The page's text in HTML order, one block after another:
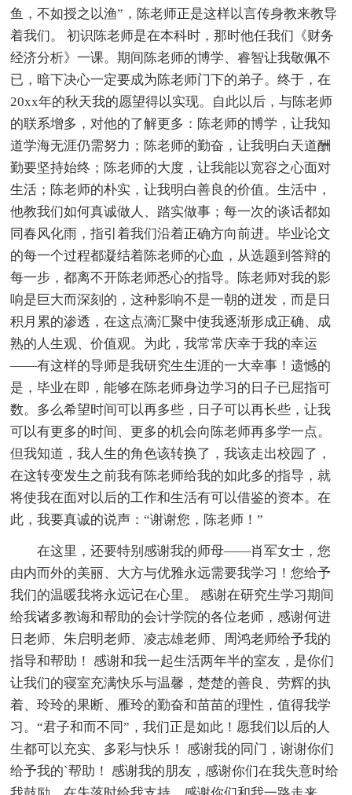
鱼，不如授之以渔”，陈老师正是这样以言传身教来教导
着我们。 初识陈老师是在本科时，那时他任我们《财务
经济分析》一课。期间陈老师的博学、睿智让我敬佩不
已，暗下决心一定要成为陈老师门下的弟子。终于，在
20xx年的秋天我的愿望得以实现。自此以后，与陈老师
的联系增多，对他的了解更多：陈老师的博学，让我知
道学海无涯仍需努力；陈老师的勤奋，让我明白天道酬
勤要坚持始终；陈老师的大度，让我能以宽容之心面对
生活；陈老师的朴实，让我明白善良的价值。生活中，
他教我们如何真诚做人、踏实做事；每一次的谈话都如
同春风化雨，指引着我们沿着正确方向前进。毕业论文
的每一个过程都凝结着陈老师的心血，从选题到答辩的
每一步，都离不开陈老师悉心的指导。陈老师对我的影
响是巨大而深刻的，这种影响不是一朝的迸发，而是日
积月累的渗透，在这点滴汇聚中使我逐渐形成正确、成
熟的人生观、价值观。为此，我常常庆幸于我的幸运
——有这样的导师是我研究生生涯的一大幸事！遗憾的
是，毕业在即，能够在陈老师身边学习的日子已屈指可
数。多么希望时间可以再多些，日子可以再长些，让我
可以有更多的时间、更多的机会向陈老师再多学一点。
但我知道，我人生的角色该转换了，我该走出校园了，
在这转变发生之前我有陈老师给我的如此多的指导，就
将使我在面对以后的工作和生活有可以借鉴的资本。在
此，我要真诚的说声：“谢谢您，陈老师！”
在这里，还要特别感谢我的师母——肖军女士，您
由内而外的美丽、大方与优雅永远需要我学习！您给予
我们的温暖我将永远记在心里。 感谢在研究生学习期间
给我诸多教诲和帮助的会计学院的各位老师，感谢何进
日老师、朱启明老师、凌志雄老师、周鸿老师给予我的
指导和帮助！ 感谢和我一起生活两年半的室友，是你们
让我们的寝室充满快乐与温馨，楚楚的善良、劳辉的执
着、玲玲的果断、雁玲的勤奋和苗苗的理性，值得我学
习。“君子和而不同”，我们正是如此！愿我们以后的人
生都可以充实、多彩与快乐！ 感谢我的同门，谢谢你们
给予我的`帮助！ 感谢我的朋友，感谢你们在我失意时给